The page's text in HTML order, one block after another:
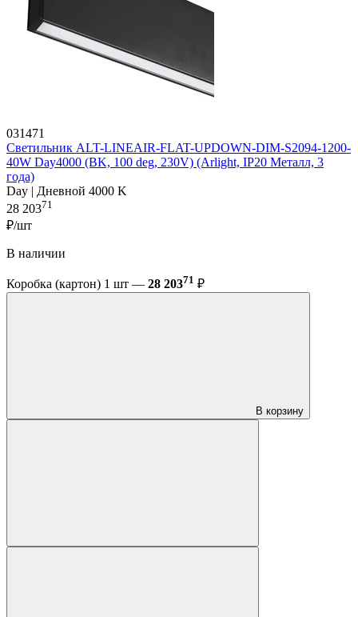
031471
Светильник ALT-LINEAIR-FLAT-UPDOWN-DIM-S2094-1200-
40W Day4000 (BK, 100 deg, 230V) (Arlight, IP20 Металл, 3
года)
Day | Дневной 4000 K
28 20371
₽/шт
В наличии
Коробка (картон) 1 шт — 28 20371 ₽
В корзину